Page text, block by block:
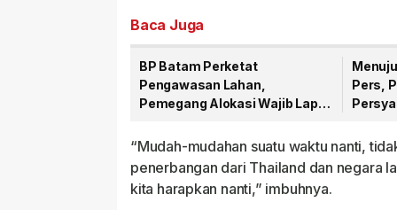
Baca Juga
BP Batam Perketat
Pengawasan Lahan,
Pemegang Alokasi Wajib Lapor
Pers,
“Mudah-mudahan suatu waktu nanti,
penerbangan dari Thailand dan negara
kita harapkan nanti,” imbuhnya.